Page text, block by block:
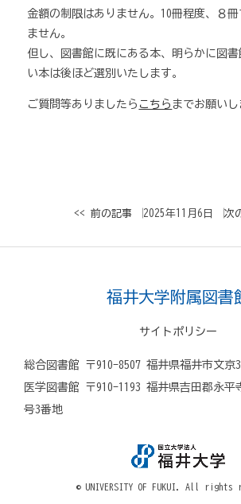
金額の制限はありません。10冊程度、８
ません。
但し、図書館に既にある本、明らかに図
い本は後ほど選別いたします。
ご質問等ありましたら こちら までお願いし
<< 前の記事 │ 2025年11月6日 │ 次
福井大学附属図書
サイトポリシー
総合図書館 〒910-8507 福井県福井市文京
医学図書館 〒910-1193 福井県吉田郡永平
号3番地
© UNIVERSITY OF FUKUI. All rights